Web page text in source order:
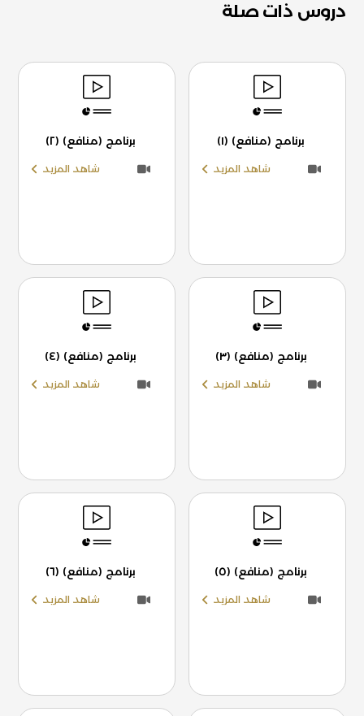
دروس ذات صلة
برنامج (منافع) (١)
شاهد المزيد
برنامج (منافع) (٢)
شاهد المزيد
برنامج (منافع) (٣)
شاهد المزيد
برنامج (منافع) (٤)
شاهد المزيد
برنامج (منافع) (٥)
شاهد المزيد
برنامج (منافع) (٦)
شاهد المزيد